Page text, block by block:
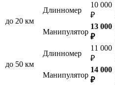
до 20 км
Длинномер
10 000
₽
Манипулятор
13 000
₽
до 50 км
Длинномер
11 000
₽
Манипулятор
14 000
₽